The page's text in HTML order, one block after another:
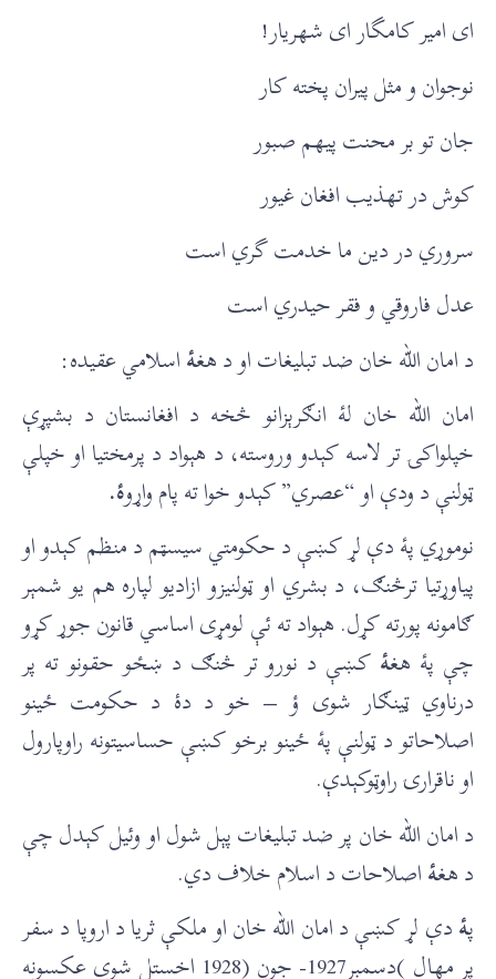
ای امير کامگار ای شهريار!
نوجوان و مثل پيران پخته کار
جان تو بر محنت پيهم صبور
کوش در تهذيب افغان غيور
سروري در دين ما خدمت گري است
عدل فاروقي و فقر حيدري است
د امان الله خان ضد تبلیغات او د هغۀاسلامي عقیده:
امان الله خان لۀ انګرېزانو څخه د افغانستان د بشپړې
خپلواکۍ تر لاسه کېدو وروسته، د هېواد د پرمختیا او خپلې
ټولنې د ودې او “عصري” کېدو خوا ته پام واړوۀ.
نوموړي پۀ دې لړ کښې د حکومتي سيسټم د منظم کېدو او
پياوړتيا ترڅنګ، د بشري او ټولنيزو ازاديو لپاره هم یو شمېر
ګامونه پورته کړل. هېواد ته ئې لومړی اساسي قانون جوړ کړو
چې پۀ هغۀکښې د نورو تر څنګ د ښځو حقونو ته پر
درناوي ټینګار شوی ؤ – خو د دۀ د حکومت ځینو
اصلاحاتو د ټولنې پۀ ځینو برخو کښې حساسیتونه راوپارول
او ناقرارۍ راوټوکېدې.
د امان الله خان پر ضد تبلیغات پېل شول او وئیل کېدل چې
د هغۀاصلاحات د اسلام خلاف دي.
پۀدې لړ کښې د امان الله خان او ملکې ثریا د اروپا د سفر
پر مهال )دسمبر1927- جون (1928 اخستل شوي عکسونه